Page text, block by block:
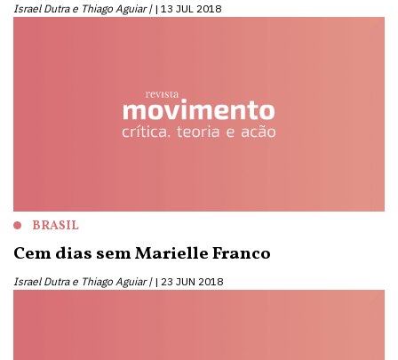
Israel Dutra e Thiago Aguiar | 13 JUL 2018
BRASIL
Cem dias sem Marielle Franco
Israel Dutra e Thiago Aguiar | 23 JUN 2018